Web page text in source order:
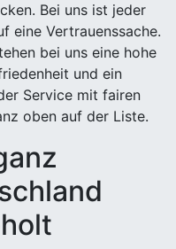
Bei uns ist jeder
eine Vertrauenssache.
bei uns eine hohe
und ein
Service mit fairen
oben auf der Liste.